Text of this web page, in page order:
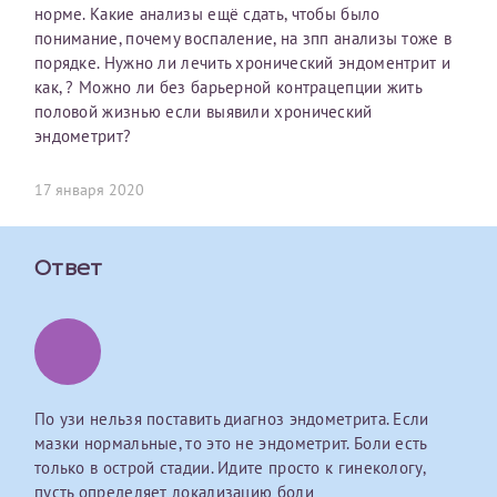
норме. Какие анализы ещё сдать, чтобы было
понимание, почему воспаление, на зпп анализы тоже в
порядке. Нужно ли лечить хронический эндоментрит и
как, ? Можно ли без барьерной контрацепции жить
половой жизнью если выявили хронический
эндометрит?
17 января 2020
Ответ
По узи нельзя поставить диагноз эндометрита. Если
мазки нормальные, то это не эндометрит. Боли есть
только в острой стадии. Идите просто к гинекологу,
пусть определяет локализацию боли
О каком враче расскажете?
Ваш отзыв
Прикрепить файлы
Принимаю условияСоглашения на обработку
Электронная почта*
Номер телефона*
Номер медицинской карты МЦРМ
Сдать спермограмму
Выберите специальность врача
Или введите его имя
Наши специалисты готовы помочь вам, предоставив
общую информацию и рекомендации на основе
ваших вопросов. Задайте ваш вопрос,
и мы постараемся ответить на него как можно
скорее.
приведённым выше.
первом заявлении. После отправки готового документа
изменения и переоформление справки на другого
налогоплательщика не выполняются. Пожалуйста,
внимательно проверяйте все данные перед отправкой
заявки.
Прошу выдать справку об оказанных медицинских услугах
следующим пациентам:
Имя*